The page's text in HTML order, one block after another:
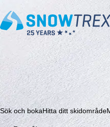
Prenumerera
Sök och bokaHitta ditt skidområde